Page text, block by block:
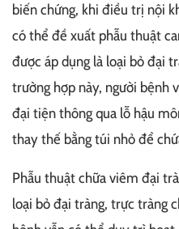
biến chứng, khi điều trị nội
có thể đề xuất phẫu thuật
được áp dụng là loại bỏ đại
trường hợp này, người bệnh
đại tiện thông qua lỗ hậu
thay thế bằng túi nhỏ để
Phẫu thuật chữa viêm đại
loại bỏ đại tràng, trực tràng